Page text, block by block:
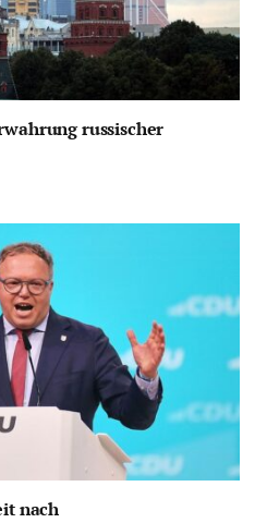
russischer
nach